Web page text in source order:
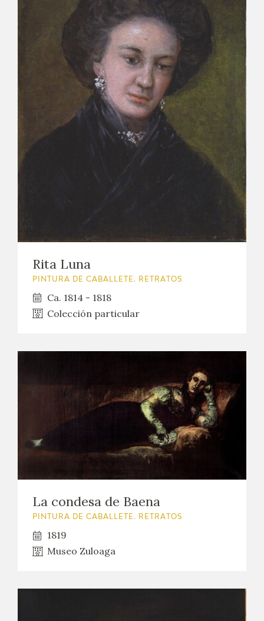
Rita Luna
PINTURA DE CABALLETE. RETRATOS
Ca. 1814 - 1818
Colección particular
La condesa de Baena
PINTURA DE CABALLETE. RETRATOS
1819
Museo Zuloaga